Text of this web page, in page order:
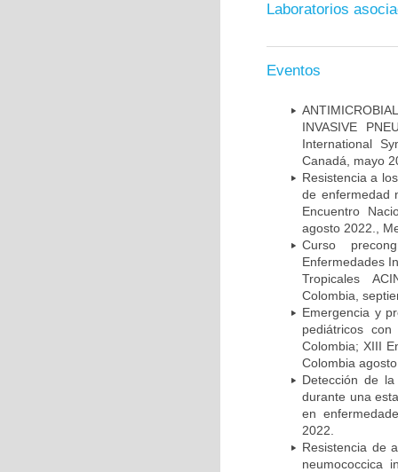
Laboratorios
Eventos
INVASIVE
International
Canadá, mayo
Resistencia a
de enfermedad
Encuentro
agosto 2022.,
Curso
Enfermedades
Tropicales
Colombia,
Emergencia y
pediátricos
Colombia; XIII
Colombia
Detección de
durante una
en
2022.
Resistencia de
neumococcica